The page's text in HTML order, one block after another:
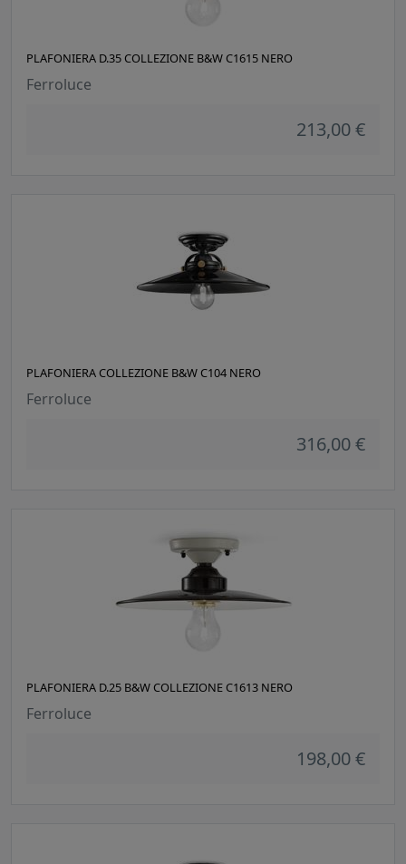
PLAFONIERA D.35 COLLEZIONE B&W C1615 NERO
Ferroluce
213,00 €
PLAFONIERA COLLEZIONE B&W C104 NERO
Ferroluce
316,00 €
PLAFONIERA D.25 B&W COLLEZIONE C1613 NERO
Ferroluce
198,00 €